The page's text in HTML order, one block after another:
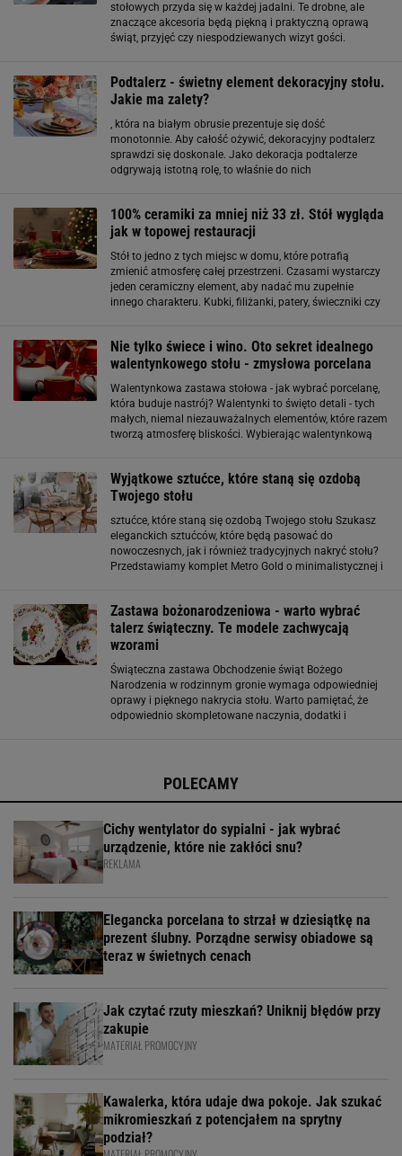
stołowych przyda się w każdej jadalni. Te drobne, ale
znaczące akcesoria będą piękną i praktyczną oprawą
świąt, przyjęć czy niespodziewanych wizyt gości.
Podtalerz - świetny element dekoracyjny stołu.
Jakie ma zalety?
, która na białym obrusie prezentuje się dość
monotonnie. Aby całość ożywić, dekoracyjny podtalerz
sprawdzi się doskonale. Jako dekoracja podtalerze
odgrywają istotną rolę, to właśnie do nich
stanowić spójną
100% ceramiki za mniej niż 33 zł. Stół wygląda
jak w topowej restauracji
Stół to jedno z tych miejsc w domu, które potrafią
zmienić atmosferę całej przestrzeni. Czasami wystarczy
jeden ceramiczny element, aby nadać mu zupełnie
innego charakteru. Kubki, filiżanki, patery, świeczniki czy
Nie tylko świece i wino. Oto sekret idealnego
walentynkowego stołu - zmysłowa porcelana
Walentynkowa zastawa stołowa - jak wybrać porcelanę,
która buduje nastrój? Walentynki to święto detali - tych
małych, niemal niezauważalnych elementów, które razem
tworzą atmosferę bliskości. Wybierając walentynkową
Wyjątkowe sztućce, które staną się ozdobą
Twojego stołu
sztućce, które staną się ozdobą Twojego stołu Szukasz
eleganckich sztućców, które będą pasować do
nowoczesnych, jak i również tradycyjnych nakryć stołu?
Przedstawiamy komplet Metro Gold o minimalistycznej i
Zastawa bożonarodzeniowa - warto wybrać
talerz świąteczny. Te modele zachwycają
wzorami
Świąteczna zastawa Obchodzenie świąt Bożego
Narodzenia w rodzinnym gronie wymaga odpowiedniej
oprawy i pięknego nakrycia stołu. Warto pamiętać, że
odpowiednio skompletowane naczynia, dodatki i
POLECAMY
Cichy wentylator do sypialni - jak wybrać
urządzenie, które nie zakłóci snu?
REKLAMA
Elegancka porcelana to strzał w dziesiątkę na
prezent ślubny. Porządne serwisy obiadowe są
teraz w świetnych cenach
Jak czytać rzuty mieszkań? Uniknij błędów przy
zakupie
MATERIAŁ PROMOCYJNY
Kawalerka, która udaje dwa pokoje. Jak szukać
mikromieszkań z potencjałem na sprytny
podział?